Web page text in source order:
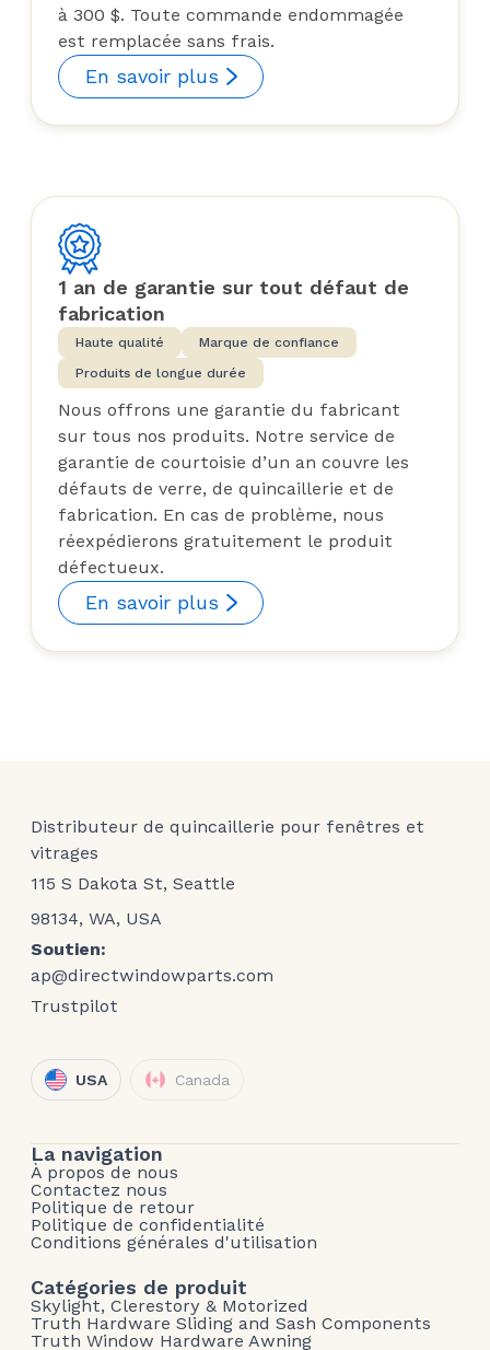
à 300 $. Toute commande endommagée
est remplacée sans frais.
En savoir plus
1 an de garantie sur tout défaut de
fabrication
Haute qualité
Marque de confiance
Produits de longue durée
Nous offrons une garantie du fabricant
sur tous nos produits. Notre service de
garantie de courtoisie d’un an couvre les
défauts de verre, de quincaillerie et de
fabrication. En cas de problème, nous
réexpédierons gratuitement le produit
défectueux.
En savoir plus
Distributeur de quincaillerie pour fenêtres et
vitrages
115 S Dakota St, Seattle
98134, WA, USA
Soutien:
ap@directwindowparts.com
Trustpilot
USA Canada
La navigation
À propos de nous
Contactez nous
Politique de retour
Politique de confidentialité
Conditions générales d'utilisation
Catégories de produit
Skylight, Clerestory & Motorized
Truth Hardware Sliding and Sash Components
Truth Window Hardware Awning